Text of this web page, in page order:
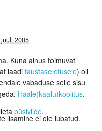
2005
Kuna ainus toimuvat
laaditaustaseletusele) oli
vabaduse selle sisu
Hääle(kaalu)koolitus.
püsiviide.
lisamine ei ole lubatud.